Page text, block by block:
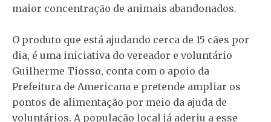
maior concentração de animais abandonados.
O produto que está ajudando cerca de 15 cães por
dia, é uma iniciativa do vereador e voluntário
Guilherme Tiosso, conta com o apoio da
Prefeitura de Americana e pretende ampliar os
pontos de alimentação por meio da ajuda de
voluntários. A população local já aderiu a esse